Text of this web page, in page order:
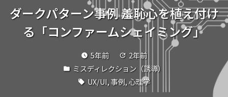
ダークパターン事例 羞恥心を植え付け
る「コンファームシェイミング」
watch_later 5年前 update 2年前
folder ミスディレクション（誘導）
local_offer UX/UI,事例,心理学